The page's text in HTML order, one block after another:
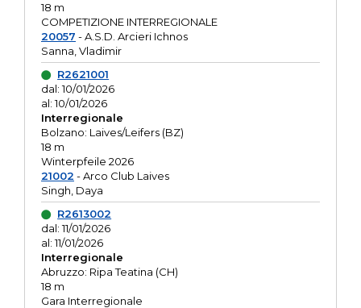
18 m
COMPETIZIONE INTERREGIONALE
20057 - A.S.D. Arcieri Ichnos
Sanna, Vladimir
R2621001
dal: 10/01/2026
al: 10/01/2026
Interregionale
Bolzano: Laives/Leifers (BZ)
18 m
Winterpfeile 2026
21002 - Arco Club Laives
Singh, Daya
R2613002
dal: 11/01/2026
al: 11/01/2026
Interregionale
Abruzzo: Ripa Teatina (CH)
18 m
Gara Interregionale